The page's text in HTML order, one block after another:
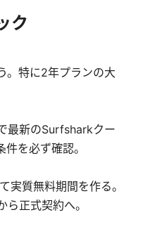
ク
。特に2年プランの大
最新のSurfsharkクー
を必ず確認。
実質無料期間を作る。
正式契約へ。